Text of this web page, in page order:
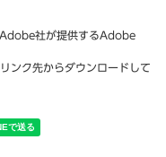
Adobe社が提供するAdobe
ンク先からダウンロードして